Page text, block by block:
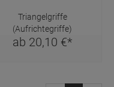
Triangelgriffe
(Aufrichtegriffe)
ab 20,10 €*